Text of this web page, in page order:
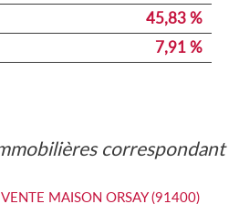
45,83 %
7,91 %
VENTE MAISON ORSAY (91400)